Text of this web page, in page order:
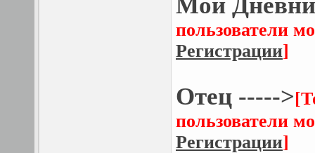
пользователи
Регистрации]
Отец ----->
пользователи
Регистрации]